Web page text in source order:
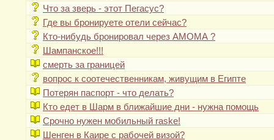
Что за зверь - этот Пегасус?
Где вы бронируете отели сейчас?
Кто-нибудь бронировал через АМОМА ?
Шампанское!!!
смерть за границей
вопрос к соотечественникам, живущим в Египте
Потерян паспорт - что делать?
Кто едет в Шарм в ближайшие дни - нужна помощь
Срочно нужен мобильный raske!
Шенген в Каире с рабочей визой?